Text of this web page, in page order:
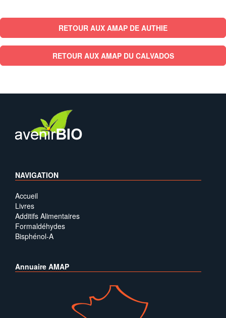
RETOUR AUX AMAP DE AUTHIE
RETOUR AUX AMAP DU CALVADOS
NAVIGATION
Accueil
Livres
Additifs Alimentaires
Formaldéhydes
Bisphénol-A
Annuaire AMAP